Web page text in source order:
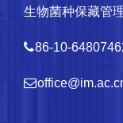
生物菌种保藏管
86-10-